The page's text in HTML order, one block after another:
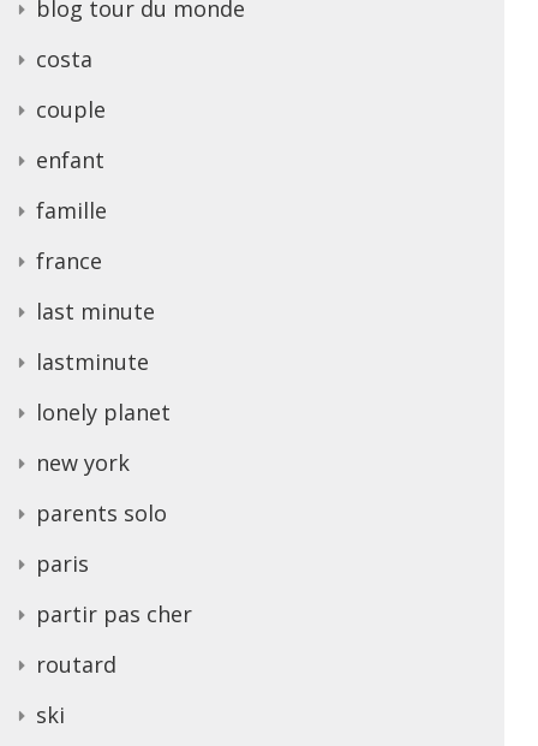
blog tour du monde
costa
couple
enfant
famille
france
last minute
lastminute
lonely planet
new york
parents solo
paris
partir pas cher
routard
ski